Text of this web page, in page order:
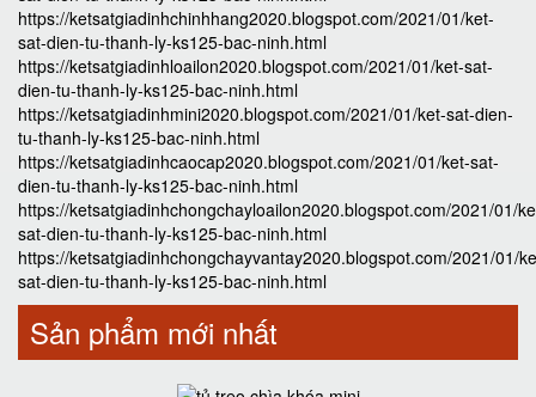
https://ketsatgiadinhchinhhang2020.blogspot.com/2021/01/ket-
sat-dien-tu-thanh-ly-ks125-bac-ninh.html
https://ketsatgiadinhloailon2020.blogspot.com/2021/01/ket-sat-
dien-tu-thanh-ly-ks125-bac-ninh.html
https://ketsatgiadinhmini2020.blogspot.com/2021/01/ket-sat-dien-
tu-thanh-ly-ks125-bac-ninh.html
https://ketsatgiadinhcaocap2020.blogspot.com/2021/01/ket-sat-
dien-tu-thanh-ly-ks125-bac-ninh.html
https://ketsatgiadinhchongchayloailon2020.blogspot.com/2021/01/
sat-dien-tu-thanh-ly-ks125-bac-ninh.html
https://ketsatgiadinhchongchayvantay2020.blogspot.com/2021/01/
sat-dien-tu-thanh-ly-ks125-bac-ninh.html
Sản phẩm mới nhất